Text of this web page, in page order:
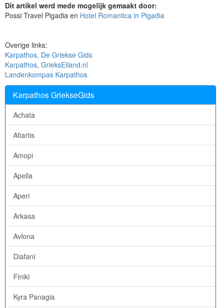
Dit artikel werd mede mogelijk gemaakt door:
Possi Travel Pigadia en Hotel Romantica in Pigadia
Overige links:
Karpathos, De Griekse Gids
Karpathos, GrieksEiland.nl
Landenkompas Karpathos
Karpathos GriekseGids
Achata
Afiartis
Amopi
Apella
Aperi
Arkasa
Avlona
Diafani
Finiki
Kyra Panagia